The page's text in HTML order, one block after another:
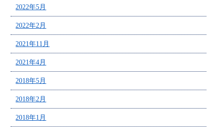
2022年5月
2022年2月
2021年11月
2021年4月
2018年5月
2018年2月
2018年1月